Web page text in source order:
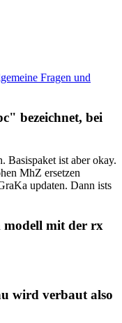
Fragen und
bezeichnet, bei
Basispaket ist aber okay.
MhZ ersetzen
updaten. Dann ists
modell mit der rx
wird verbaut also